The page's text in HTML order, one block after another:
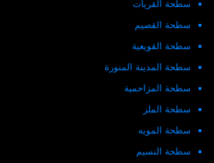
سطحة القريات
سطحة القصيم
سطحة القويعية
سطحة المدينة المنورة
سطحة المزاحمية
سطحة الملز
سطحة المويه
سطحة النسيم